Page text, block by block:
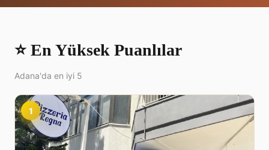
⭐ En Yüksek Puanlılar
Adana'da en iyi 5
1